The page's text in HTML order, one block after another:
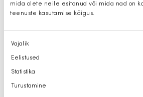
mida olete neile esitanud või mida nad on
teenuste kasutamise käigus.
Nõusoleku
valik
Vajalik
Eelistused
Statistika
Turustamine